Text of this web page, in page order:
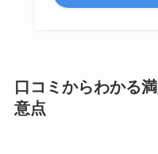
口コミからわかる
意点